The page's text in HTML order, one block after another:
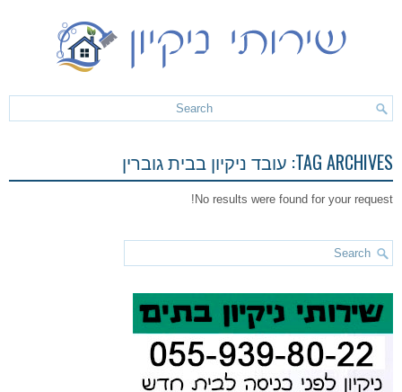
TAG ARCHIVES: עובד ניקיון בבית גוברין
No results were found for your request!